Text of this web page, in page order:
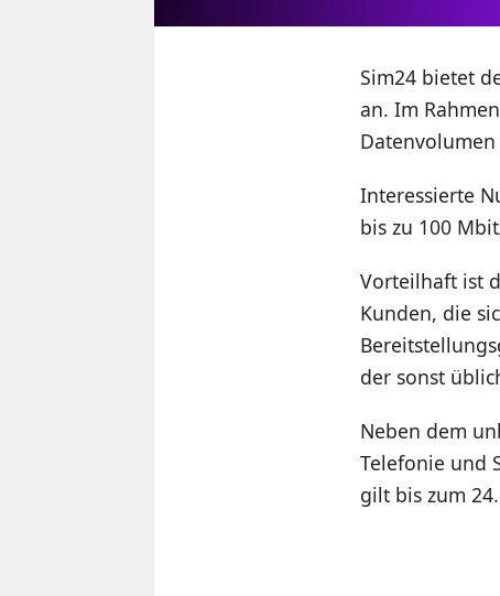
Sim24 bietet
an. Im
Interessierte
bis zu 100
Vorteilhaft ist
Kunden, die
der sonst
Neben dem
Telefonie und
gilt bis zum